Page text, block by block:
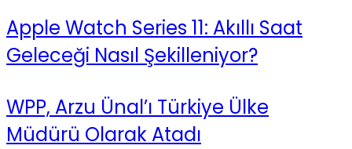
Apple Watch Series 11: Akıllı Saat
Geleceği Nasıl Şekilleniyor?
WPP, Arzu Ünal’ı Türkiye Ülke
Müdürü Olarak Atadı